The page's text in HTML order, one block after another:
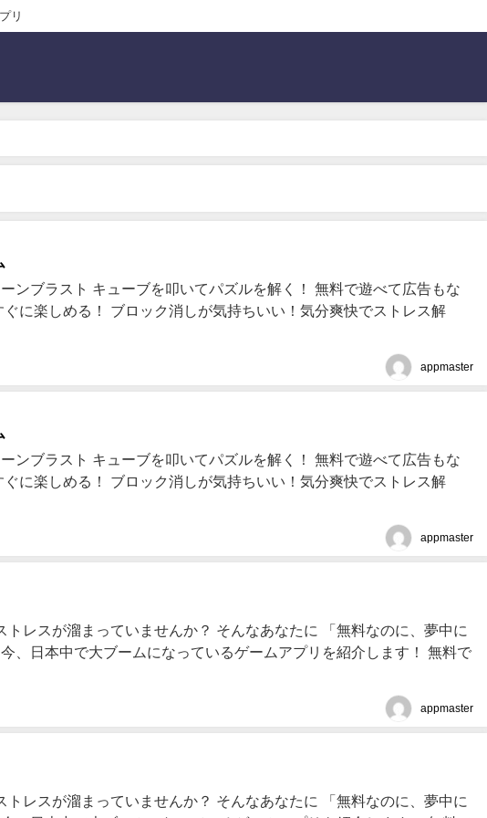
リ
ンブラスト キューブを叩いてパズルを解く！ 無料で遊べて広告もな
に楽しめる！ ブロック消しが気持ちいい！気分爽快でストレス解
appmaster
ンブラスト キューブを叩いてパズルを解く！ 無料で遊べて広告もな
に楽しめる！ ブロック消しが気持ちいい！気分爽快でストレス解
appmaster
レスが溜まっていませんか？ そんなあなたに 「無料なのに、夢中に
、日本中で大ブームになっているゲームアプリを紹介します！ 無料で
appmaster
レスが溜まっていませんか？ そんなあなたに 「無料なのに、夢中に